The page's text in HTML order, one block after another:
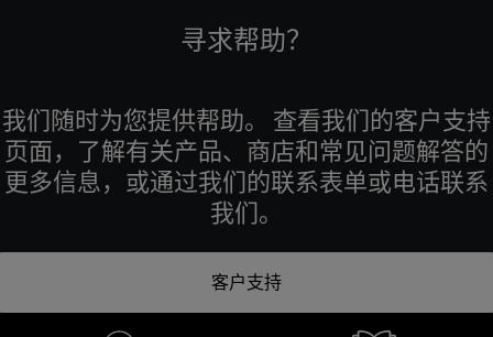
寻求帮助？
我们随时为您提供帮助。 查看我们的客户支持
页面，了解有关产品、商店和常见问题解答的
更多信息，或通过我们的联系表单或电话联系
我们。
客户支持